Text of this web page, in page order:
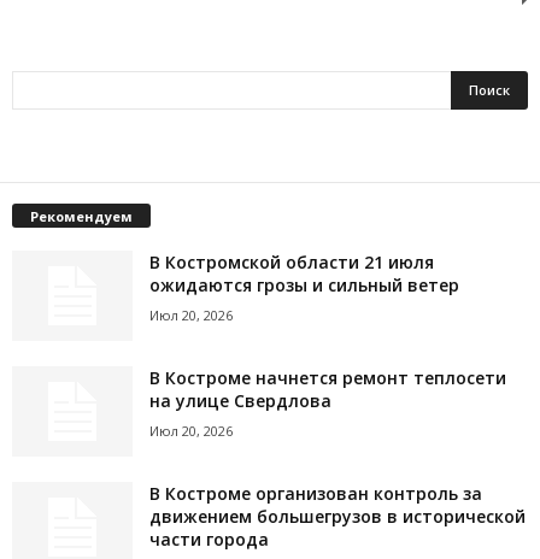
Рекомендуем
В Костромской области 21 июля
ожидаются грозы и сильный ветер
Июл 20, 2026
В Костроме начнется ремонт теплосети
на улице Свердлова
Июл 20, 2026
В Костроме организован контроль за
движением большегрузов в исторической
части города